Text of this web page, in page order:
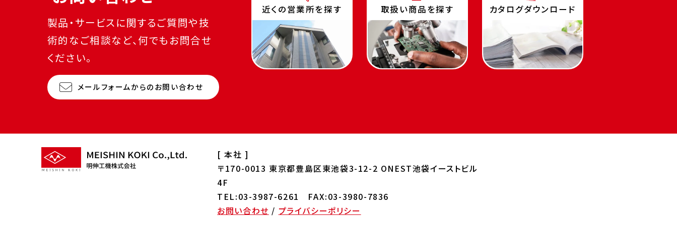
製品・サービスに関するご質問や技
術的なご相談など、何でもお問合せ
ください。
メールフォームからのお問い合わせ
近くの営業所を探す 取扱い商品を探す カタログダウンロード
[ 本社 ]
〒170-0013 東京都豊島区東池袋3-12-2 ONEST池袋イーストビル
4F
TEL:03-3987-6261 FAX:03-3980-7836
お問い合わせ / プライバシーポリシー